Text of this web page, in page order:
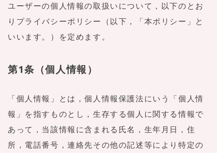
ユーザーの個人情報の取扱いについて，以下のとお
りプライバシーポリシー（以下，「本ポリシー」と
いいます。）を定めます。
第1条（個人情報）
「個人情報」とは，個人情報保護法にいう「個人情
報」を指すものとし，生存する個人に関する情報で
あって，当該情報に含まれる氏名，生年月日，住
所，電話番号，連絡先その他の記述等により特定の